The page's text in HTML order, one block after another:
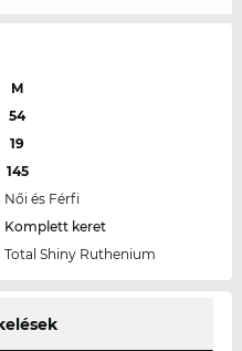
M
54
19
145
Női és Férfi
Komplett keret
Total Shiny Ruthenium